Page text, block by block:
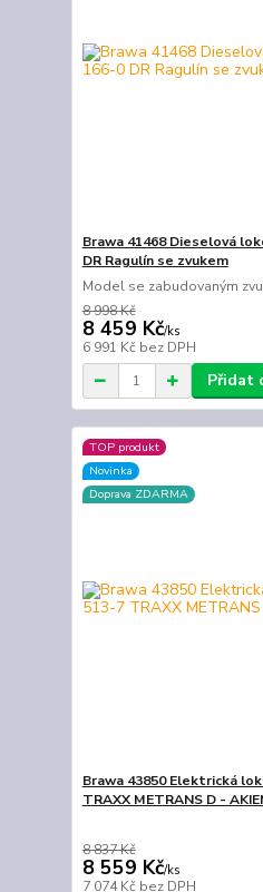
Brawa 41468 Dieselová
DR Ragulín se zvukem
Model se zabudovaným
8 998 Kč
8 459 Kč/ks
6 991 Kč bez DPH
Přidat
TOP produkt
Novinka
Doprava ZDARMA
Brawa 43850 Elektrická
TRAXX METRANS D -
8 837 Kč
8 559 Kč/ks
7 074 Kč bez DPH